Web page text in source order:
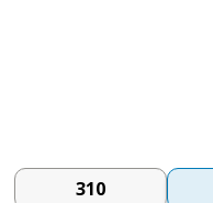
310